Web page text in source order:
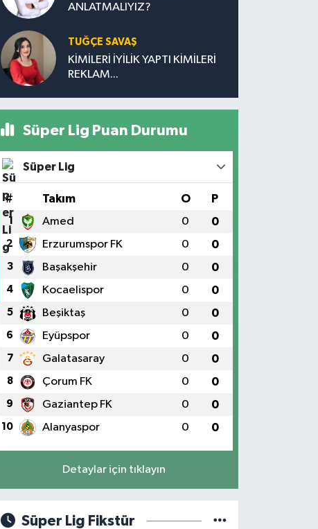
ANLATMALIYIZ?
TUĞÇE SAVAŞ
KİMİLERİ İYİLİK YAPTI KİMİLERİ
REKLAM...
Süper Lig Puan Durumu
Süper Lig
# Takım O P
1 Amed 0 0
2 Erzurumspor FK 0 0
3 Başakşehir 0 0
4 Kocaelispor 0 0
5 Beşiktaş 0 0
6 Eyüpspor 0 0
7 Galatasaray 0 0
8 Çorum FK 0 0
9 Gaziantep FK 0 0
10 Alanyaspor 0 0
Detaylar için tıklayın
Süper Lig Fikstür